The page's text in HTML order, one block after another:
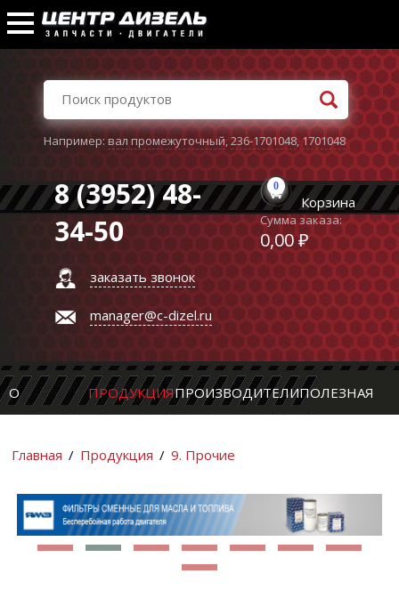
Например:вал промежуточный,236-1701048,1701048
8 (3952) 48-
34-50
заказать звонок
manager@c-dizel.ru
0
Корзина
Сумма заказа:
0,00 ₽
О ПРОДУКЦИЯПРОИЗВОДИТЕЛИПОЛЕЗНАЯ
Главная / Продукция / 9. Прочие